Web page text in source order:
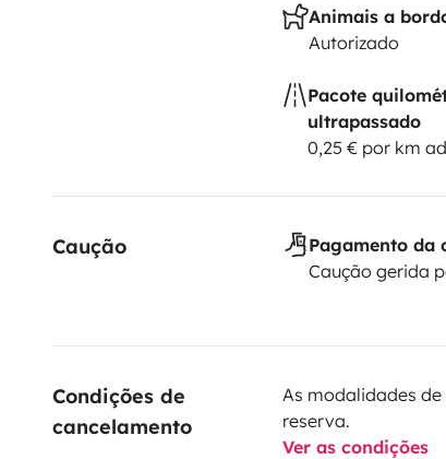
Animais a
Autorizado
Pacote
ultrapassado
0,25 € por km
Caução
Pagamento da
Caução gerida
Condições de
cancelamento
As modalidades
reserva.
Ver as condições